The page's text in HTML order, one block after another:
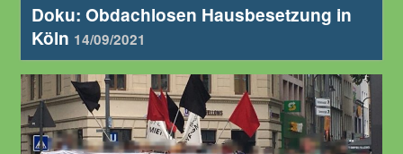
Doku: Obdachlosen Hausbesetzung in
Köln 14/09/2021